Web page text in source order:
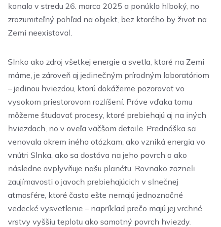
konalo v stredu 26. marca 2025 a ponúklo hlboký, no
zrozumiteľný pohľad na objekt, bez ktorého by život na
Zemi neexistoval.
Slnko ako zdroj všetkej energie a svetla, ktoré na Zemi
máme, je zároveň aj jedinečným prírodným laboratóriom
– jedinou hviezdou, ktorú dokážeme pozorovať vo
vysokom priestorovom rozlíšení. Práve vďaka tomu
môžeme študovať procesy, ktoré prebiehajú aj na iných
hviezdach, no v oveľa väčšom detaile. Prednáška sa
venovala okrem iného otázkam, ako vzniká energia vo
vnútri Slnka, ako sa dostáva na jeho povrch a ako
následne ovplyvňuje našu planétu. Rovnako zazneli
zaujímavosti o javoch prebiehajúcich v slnečnej
atmosfére, ktoré často ešte nemajú jednoznačné
vedecké vysvetlenie – napríklad prečo majú jej vrchné
vrstvy vyššiu teplotu ako samotný povrch hviezdy.